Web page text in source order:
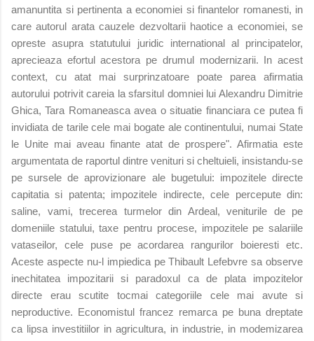
amanuntita si pertinenta a economiei si finantelor romanesti, in
care autorul arata cauzele dezvoltarii haotice a economiei, se
opreste asuprastatutului juridic international al principatelor,
aprecieaza efortul acestora pe drumul modernizarii. In acest
context, cu atat mai surprinzatoare poate parea afirmatia
autorului potrivit careia la sfarsitul domniei lui Alexandru Dimitrie
Ghica, Tara Romaneasca avea o situatie financiara ce putea fi
invidiata de tarile cele mai bogate ale continentului, numai State
le Unite mai aveau finante atat de prospere". Afirmatia este
argumentata de raportul dintre venituri si cheltuieli, insistandu-se
pe sursele de aprovizionare ale bugetului: impozitele directe
capitatia si patenta; impozitele indirecte, cele percepute din:
saline, vami, trecerea turmelor din Ardeal, veniturile de pe
domeniile statului, taxe pentru procese, impozitele pe salariile
vataseilor, cele puse pe acordarea rangurilor boieresti etc.
Aceste aspecte nu-l impiedica pe Thibault Lefebvre sa observe
inechitatea impozitarii si paradoxul ca de plata impozitelor
directe erau scutite tocmai categoriile cele mai avute si
neproductive. Economistul francez remarca pe buna dreptate
ca lipsa investitiilor in agricultura, in industrie, in modemizarea